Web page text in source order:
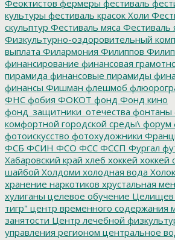
Феоктистов фермеры фестиваль
культуры фестиваль красок Холи
скульптур Фестиваль мяса Фестиваль
Физкультурно-оздоровительный
выплата Филармония Филиппов
финансирование финансовая
пирамида финансовые пирамиды
финансы Фишман флешмоб
ФНС фобия ФОКОТ фонд Фонд кино
фонд_защитники_отечества фонтаны
комфортной городской среды\ форум
фотоискусство фотохудожники
ФСБ ФСИН ФСО ФСС ФССП Фургал
Хабаровский край хлеб хоккей хоккей
шайбой Холдоми холодная вода
хранение наркотиков хрустальная
хулиганы целевое обучение Целищев
тигр" центр временного содержания
занятости Центр лечебной
управления регионом центральное